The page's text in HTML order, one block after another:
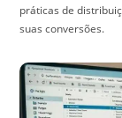
práticas de
suas conversões.